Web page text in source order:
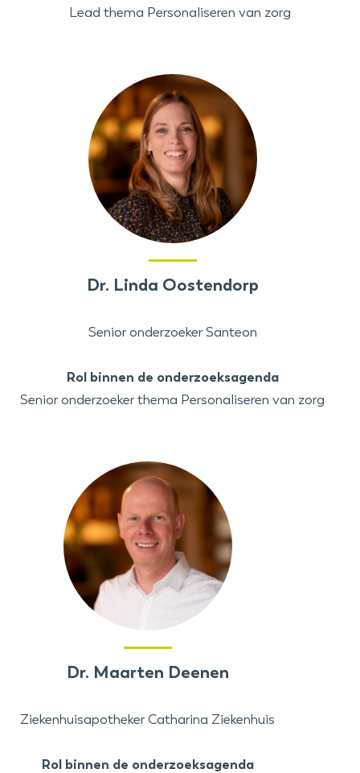
Lead thema Personaliseren van zorg
Dr. Linda Oostendorp
Senior onderzoeker Santeon
Rol binnen de onderzoeksagenda
Senior onderzoeker thema Personaliseren van zorg
Dr. Maarten Deenen
Ziekenhuisapotheker Catharina Ziekenhuis
Rol binnen de onderzoeksagenda